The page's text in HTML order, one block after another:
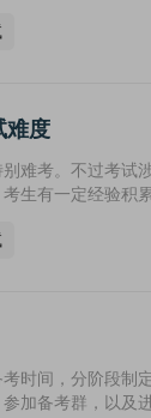
难度
难考。不过考试
生有一定经验积
时间，分阶段制
加备考群，以及进